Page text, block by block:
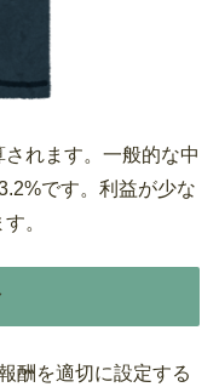
れます。一般的な中
です。利益が少な
。
酬を適切に設定する